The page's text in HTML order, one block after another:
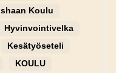
Koulu
Hyvinvointivelka
Kesätyöseteli
KOULU